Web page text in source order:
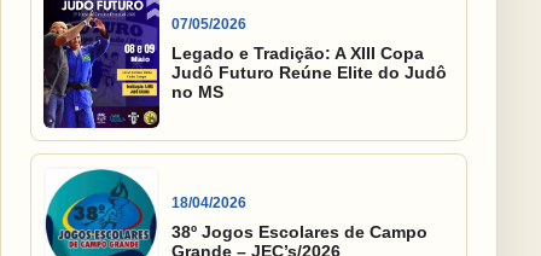
07/05/2026
Legado e Tradição: A XIII Copa
Judô Futuro Reúne Elite do Judô
no MS
18/04/2026
38º Jogos Escolares de Campo
Grande – JEC’s/2026